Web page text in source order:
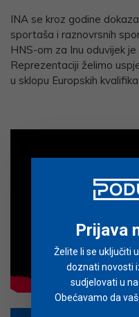
INA se kroz godine
sportaša i raznovrsnih
HNS-om za Inu oduvijek
Reprezentaciji želimo
u sklopu Europskih
Prijava
Želite li se uključiti
doznati novosti
sudjelovati u
Obećavamo da